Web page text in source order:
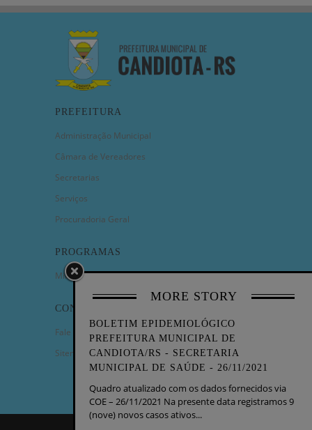
MORE STORY
BOLETIM EPIDEMIOLÓGICO
PREFEITURA MUNICIPAL DE
CANDIOTA/RS - SECRETARIA
MUNICIPAL DE SAÚDE - 26/11/2021
Quadro atualizado com os dados fornecidos via
COE – 26/11/2021 Na presente data registramos 9
(nove) novos casos ativos...
PREFEITURA
Administração Municipal
Câmara de Vereadores
Secretarias
Serviços
Procuradoria Geral
PROGRAMAS
Minha Casa Minha Vida
CONTATO
Fale Conosco
Sitemap